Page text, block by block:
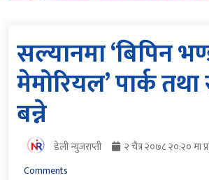
सल्यानमा ‘बिपिन
मेमोरियल’ पार्क
बन्ने
डेली न्युजराप्ती २ चैत्र २०७८ २०:२० मा
Comments